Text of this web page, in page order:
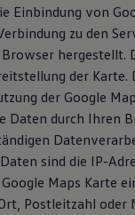
Einbindung von
zu den
hergestellt.
der Karte.
der Google
Daten durch Ihren
sind die IP-
Maps Karte
Postleitzahl oder